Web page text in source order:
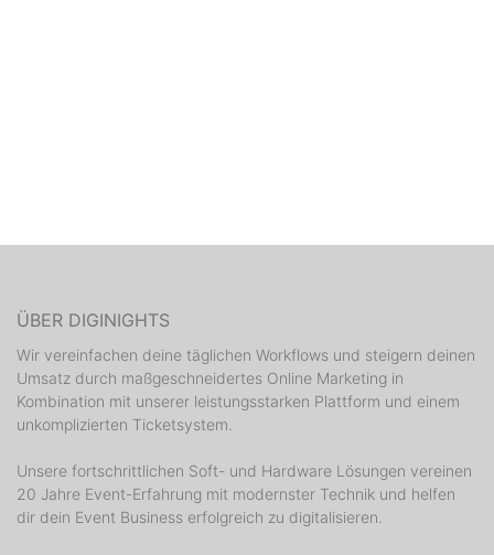
ÜBER DIGINIGHTS
Wir vereinfachen deine täglichen Workflows und steigern deinen
Umsatz durch maßgeschneidertes Online Marketing in
Kombination mit unserer leistungsstarken Plattform und einem
unkomplizierten Ticketsystem.
Unsere fortschrittlichen Soft- und Hardware Lösungen vereinen
20 Jahre Event-Erfahrung mit modernster Technik und helfen
dir dein Event Business erfolgreich zu digitalisieren.